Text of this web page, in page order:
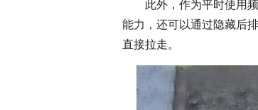
此外，作为平时使用
能力，还可以通过隐藏后
直接拉走。